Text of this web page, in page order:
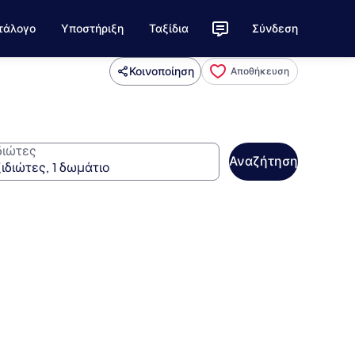
Υποστήριξη Ταξίδια Σύνδεση
Κοινοποίηση Αποθήκευση
Αναζήτηση